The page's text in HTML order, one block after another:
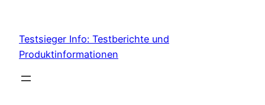
content
Testsieger Info: Testberichte und
Produktinformationen